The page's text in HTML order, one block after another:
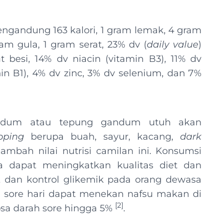
163 kalori, 1 gram lemak, 4 gram
gula, 1 gram serat, 23% dv (daily value)
14% dv niacin (vitamin B3), 11% dv
B1), 4% dv zinc, 3% dv selenium, dan 7%
atau tepung gandum utuh akan
berupa buah, sayur, kacang,dark
nilai nutrisi camilan ini. Konsumsi
dapat meningkatkan kualitas diet dan
dan kontrol glikemik pada orang dewasa
hari dapat menekan nafsu makan di
darah sore hingga 5% [2].